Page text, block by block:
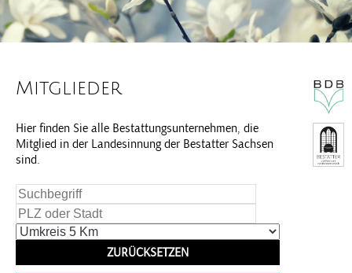
Mitglieder
Hier finden Sie alle Bestattungsunternehmen, die
Mitglied in der Landesinnung der Bestatter Sachsen
sind.